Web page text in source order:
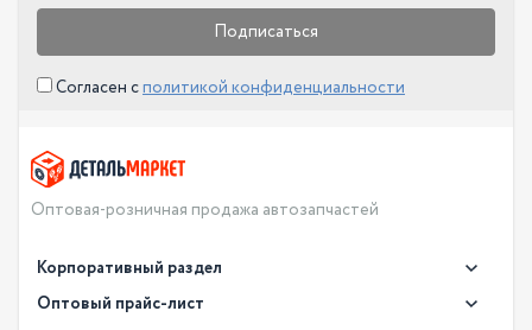
Подписаться
Согласен сполитикой конфиденциальности
Оптовая-розничная продажа автозапчастей
Корпоративный раздел
Новости
Оптовый прайс-лист